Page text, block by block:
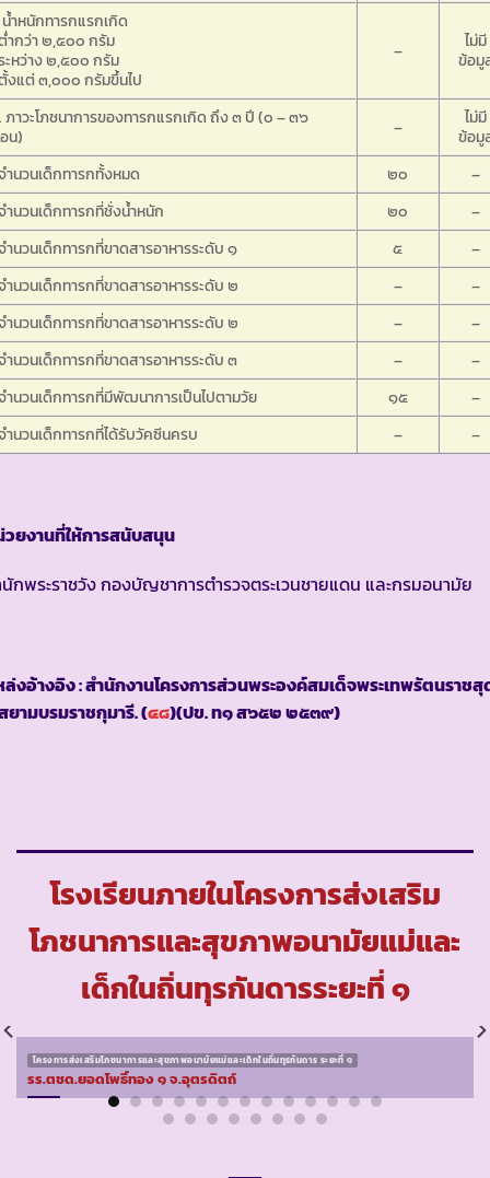
ำหนักทารกแรกเกิด
ำกว่า ๒,๕๐๐ กรัม
ะหว่าง ๒,๕๐๐ กรัม
งแต่ ๓,๐๐๐ กรัมขึ้นไป
–
ไม่มี
ข้อมู
าวะโภชนาการของทารกแรกเกิด ถึง ๓ ปี (๐ – ๓๖
น)
–
ไม่มี
ข้อมู
ำนวนเด็กทารกทั้งหมด
๒๐
–
ำนวนเด็กทารกที่ชั่งน้ำหนัก
๒๐
–
ำนวนเด็กทารกที่ขาดสารอาหารระดับ ๑
๕
–
ำนวนเด็กทารกที่ขาดสารอาหารระดับ ๒
–
–
ำนวนเด็กทารกที่ขาดสารอาหารระดับ ๒
–
–
ำนวนเด็กทารกที่ขาดสารอาหารระดับ ๓
–
–
ำนวนเด็กทารกที่มีพัฒนาการเป็นไปตามวัย
๑๕
–
ำนวนเด็กทารกที่ได้รับวัคซีนครบ
– –
ยงานที่ให้การสนับสนุน
กพระราชวัง กองบัญชาการตำรวจตระเวนชายแดน และกรมอนามัย
งอ้างอิง : สำนักงานโครงการส่วนพระองค์สมเด็จพระเทพรัตนราชสุ
ยามบรมราชกุมารี. (๔๘)(ปข. ท๑ ส๖๕๒ ๒๕๓๙)
โรงเรียนภายในโครงการส่งเสริม
โภชนาการและสุขภาพอนามัยแม่และ
เด็กในถิ่นทุรกันดารระยะที่ ๑
โครงการส่งเสริมโภชนาการและสุขภาพอนามัยแม่และเด็กในถิ่นทุรกันดาร ระยะที่ ๑
รร.ตชด.ยอดโพธิ์ทอง ๑ จ.อุตรดิตถ์